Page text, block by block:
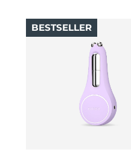
BESTSELLER